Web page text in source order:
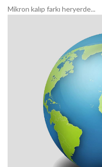
Mikron kalıp farkı heryerde...